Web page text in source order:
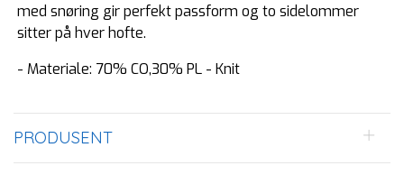
med snøring gir perfekt passform og to sidelommer
sitter på hver hofte.
- Materiale: 70% CO,30% PL - Knit
PRODUSENT